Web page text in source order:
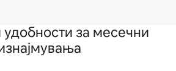
за месечни